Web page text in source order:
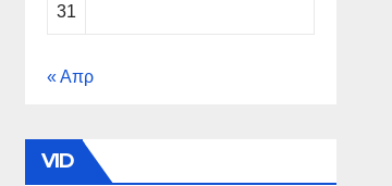
31
« Απρ
VID